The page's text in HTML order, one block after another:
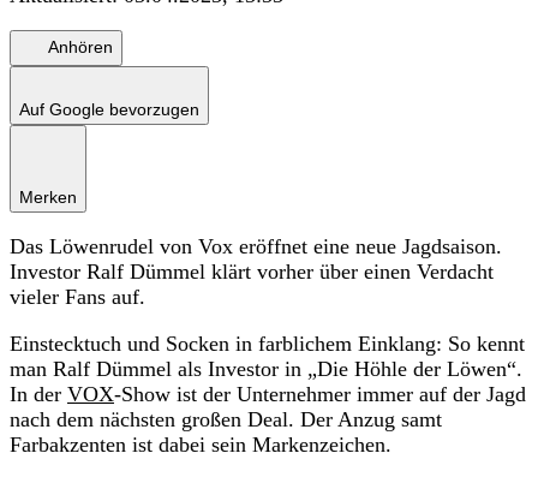
Anhören
Auf Google bevorzugen
Merken
Das Löwenrudel von Vox eröffnet eine neue Jagdsaison.
Investor Ralf Dümmel klärt vorher über einen Verdacht
vieler Fans auf.
Einstecktuch und Socken in farblichem Einklang: So kennt
man Ralf Dümmel als Investor in „Die Höhle der Löwen“.
In der VOX-Show ist der Unternehmer immer auf der Jagd
nach dem nächsten großen Deal. Der Anzug samt
Farbakzenten ist dabei sein Markenzeichen.